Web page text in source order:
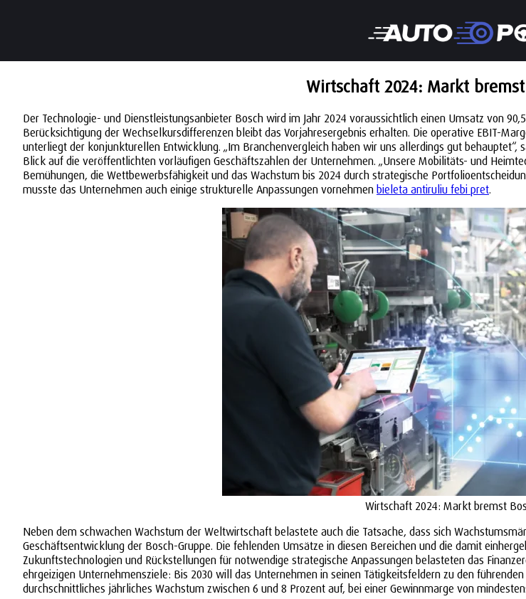
Wirtschaft 2024: Markt
Der Technologie- und Dienstleistungsanbieter Bosch wird im Jahr 2024 voraussichtlich einen Umsatz von
Berücksichtigung der Wechselkursdifferenzen bleibt das Vorjahresergebnis erhalten. Die operative EBIT-
unterliegt der konjunkturellen Entwicklung. „Im Branchenvergleich haben wir uns allerdings gut
Blick auf die veröffentlichten vorläufigen Geschäftszahlen der Unternehmen. „Unsere Mobilitäts- und
Bemühungen, die Wettbewerbsfähigkeit und das Wachstum bis 2024 durch strategische
musste das Unternehmen auch einige strukturelle Anpassungen vornehmen bieleta antiruliu febi pret.
Wirtschaft 2024: Markt bremst
Neben dem schwachen Wachstum der Weltwirtschaft belastete auch die Tatsache, dass sich
Geschäftsentwicklung der Bosch-Gruppe. Die fehlenden Umsätze in diesen Bereichen und die damit
Zukunftstechnologien und Rückstellungen für notwendige strategische Anpassungen belasteten das
ehrgeizigen Unternehmensziele: Bis 2030 will das Unternehmen in seinen Tätigkeitsfeldern zu den
durchschnittliches jährliches Wachstum zwischen 6 und 8 Prozent auf, bei einer Gewinnmarge von